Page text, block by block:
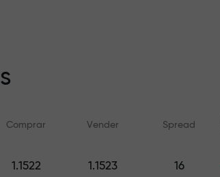
estrada
Comprar Vender Spread
1.1522 1.1523 16
Cursos online